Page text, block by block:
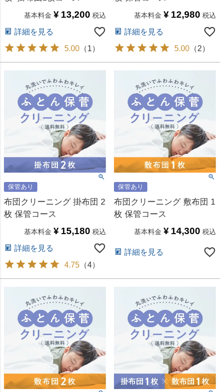
基本料金 ¥ 13,200 税込
詳細を見る
5.00 （1 ）
基本料金 ¥ 12,980 税込
詳細を見る
5.00 （2）
保管あり
布団クリーニング 掛布団 2
枚 保管コース
基本料金 ¥ 15,180 税込
詳細を見る
4.75 （4）
保管あり
布団クリーニング 敷布団 1
枚 保管コース
基本料金 ¥ 14,300 税込
詳細を見る